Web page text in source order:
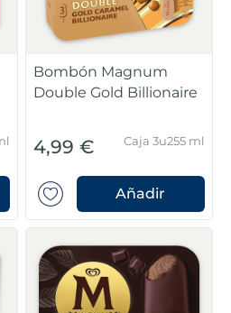
Bombón Magnum
Double Gold Billionaire
4,99 € Caja 3u255 ml
Añadir